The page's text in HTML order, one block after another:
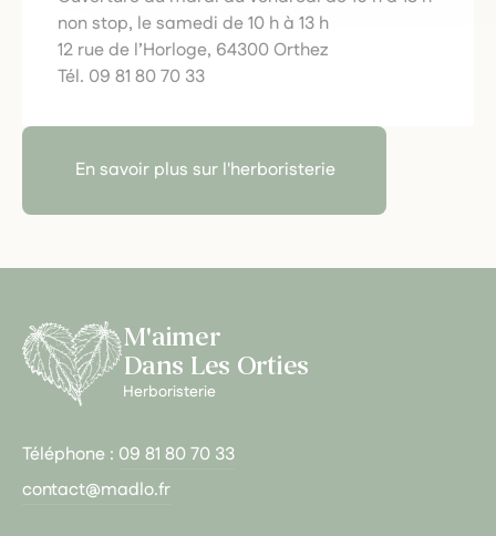
non stop, le samedi de 10 h à 13 h
12 rue de l’Horloge, 64300 Orthez
Tél. 09 81 80 70 33
En savoir plus sur l'herboristerie
M'aimer
Dans Les Orties
Herboristerie
Téléphone : 09 81 80 70 33
contact@madlo.fr